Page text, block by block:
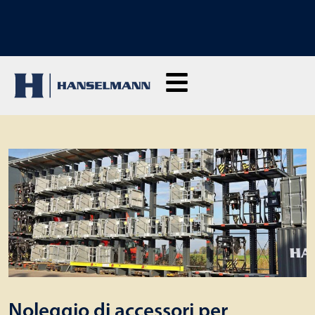
SCOPRI I NOSTRI CORSI DI FORMAZIONE: Clicca qui per richiedere